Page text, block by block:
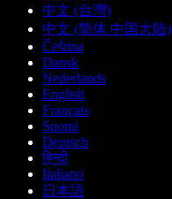
中文 (台灣)
中文 (简体 中国大陆)
Čeština
Dansk
Nederlands
English
Français
Suomi
Deutsch
हिन्दी
Italiano
日本語